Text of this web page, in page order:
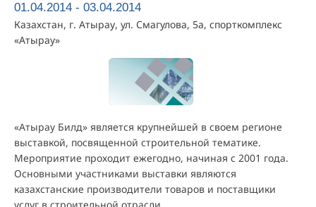
01.04.2014 - 03.04.2014
Казахстан, г. Атырау, ул. Смагулова, 5а, спорткомплекс
«Атырау»
«Атырау Билд» является крупнейшей в своем регионе
выставкой, посвященной строительной тематике.
Мероприятие проходит ежегодно, начиная с 2001 года.
Основными участниками выставки являются
казахстанские производители товаров и поставщики